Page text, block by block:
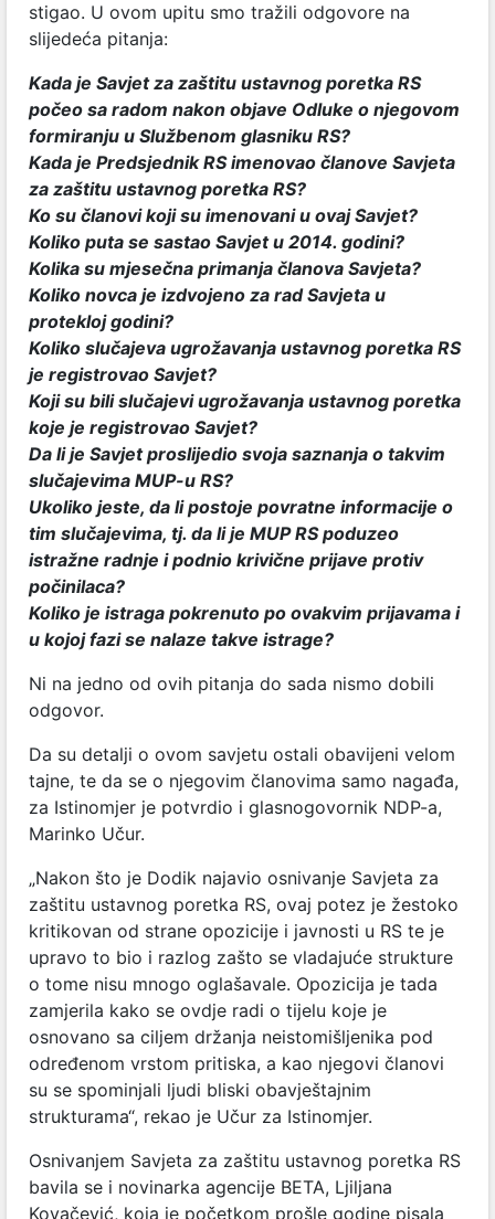
stigao. U ovom upitu smo tražili odgovore na
slijedeća pitanja:
Kada je Savjet za zaštitu ustavnog poretka RS
počeo sa radom nakon objave Odluke o njegovom
formiranju u Službenom glasniku RS?
Kada je Predsjednik RS imenovao članove Savjeta
za zaštitu ustavnog poretka RS?
Ko su članovi koji su imenovani u ovaj Savjet?
Koliko puta se sastao Savjet u 2014. godini?
Kolika su mjesečna primanja članova Savjeta?
Koliko novca je izdvojeno za rad Savjeta u
protekloj godini?
Koliko slučajeva ugrožavanja ustavnog poretka RS
je registrovao Savjet?
Koji su bili slučajevi ugrožavanja ustavnog poretka
koje je registrovao Savjet?
Da li je Savjet proslijedio svoja saznanja o takvim
slučajevima MUP-u RS?
Ukoliko jeste, da li postoje povratne informacije o
tim slučajevima, tj. da li je MUP RS poduzeo
istražne radnje i podnio krivične prijave protiv
počinilaca?
Koliko je istraga pokrenuto po ovakvim prijavama i
u kojoj fazi se nalaze takve istrage?
Ni na jedno od ovih pitanja do sada nismo dobili
odgovor.
Da su detalji o ovom savjetu ostali obavijeni velom
tajne, te da se o njegovim članovima samo nagađa,
za Istinomjer je potvrdio i glasnogovornik NDP-a,
Marinko Učur.
„Nakon što je Dodik najavio osnivanje Savjeta za
zaštitu ustavnog poretka RS, ovaj potez je žestoko
kritikovan od strane opozicije i javnosti u RS te je
upravo to bio i razlog zašto se vladajuće strukture
o tome nisu mnogo oglašavale. Opozicija je tada
zamjerila kako se ovdje radi o tijelu koje je
osnovano sa ciljem držanja neistomišljenika pod
određenom vrstom pritiska, a kao njegovi članovi
su se spominjali ljudi bliski obavještajnim
strukturama“, rekao je Učur za Istinomjer.
Osnivanjem Savjeta za zaštitu ustavnog poretka RS
bavila se i novinarka agencije BETA, Ljiljana
Kovačević, koja je početkom prošle godine pisala